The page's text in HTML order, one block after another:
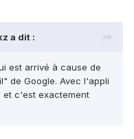
a dit :
est arrivé à cause de
de Google. Avec l'appli
et c'est exactement